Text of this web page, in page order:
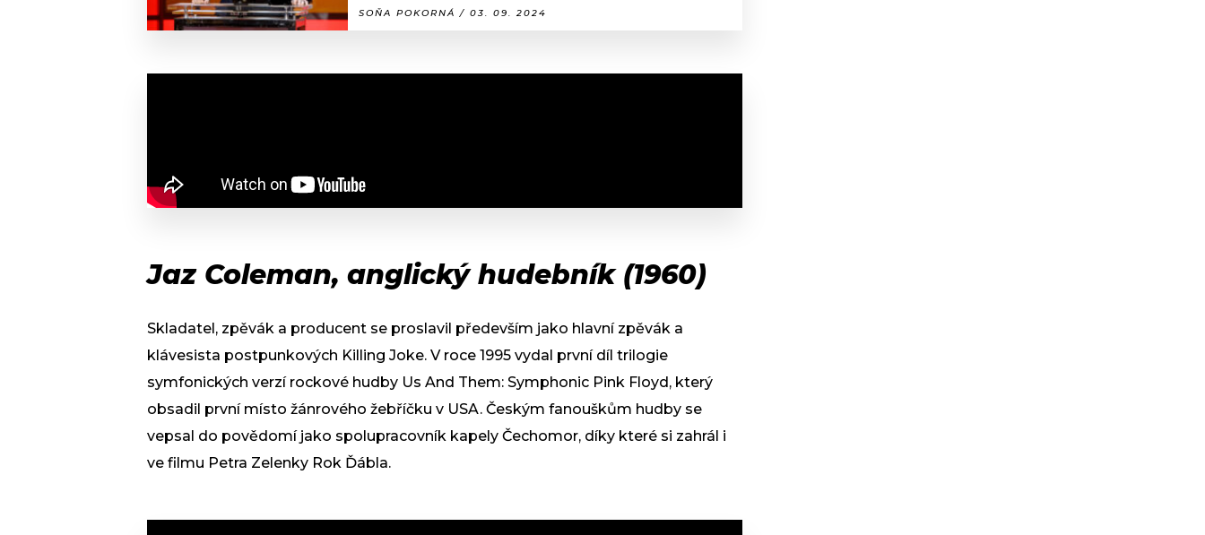
SOŇA POKORNÁ / 03. 09. 2024
Jaz Coleman, anglický hudebník (1960)
Skladatel, zpěvák a producent se proslavil především jako hlavní zpěvák a
klávesista postpunkových Killing Joke. V roce 1995 vydal první díl trilogie
symfonických verzí rockové hudby Us And Them: Symphonic Pink Floyd, který
obsadil první místo žánrového žebříčku v USA. Českým fanouškům hudby se
vepsal do povědomí jako spolupracovník kapely Čechomor, díky které si zahrál i
ve filmu Petra Zelenky Rok Ďábla.